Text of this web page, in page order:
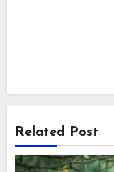
Related Post